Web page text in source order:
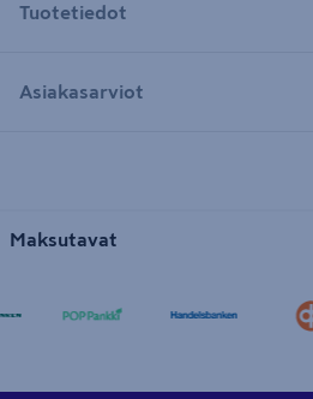
Tuotetiedot
Asiakasarviot
Maksutavat